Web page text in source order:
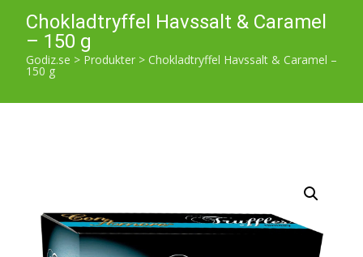
Chokladtryffel Havssalt & Caramel
– 150 g
Godiz.se > Produkter > Chokladtryffel Havssalt & Caramel –
150 g